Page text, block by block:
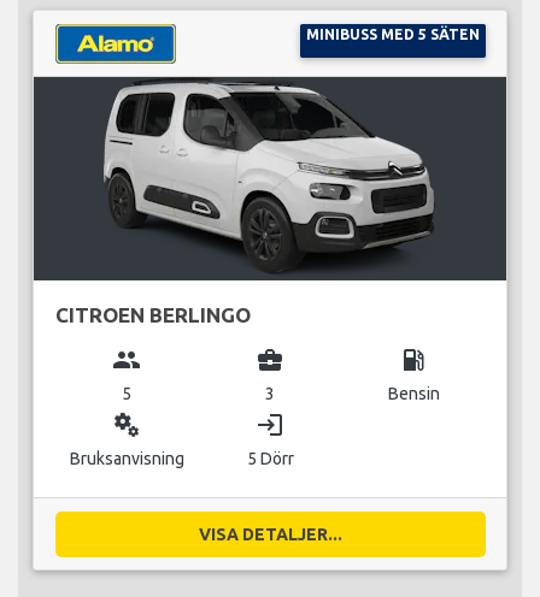
MINIBUSS MED 5 SÄTEN
CITROEN BERLINGO
group
5
business_center
3
local_gas_station
Bensin
miscellaneous_services
Bruksanvisning
login
5 Dörr
VISA DETALJER...